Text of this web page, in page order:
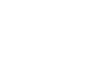
de la Reina (1937-